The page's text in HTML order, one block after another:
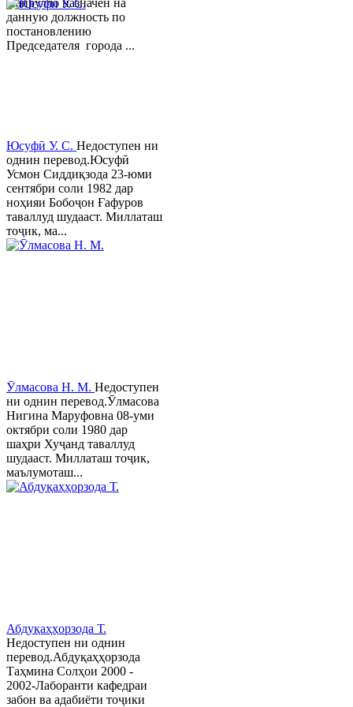
данную должность по
постановлению
Председателя города ...
Юсуфӣ У. C. Недоступен ни
однин перевод.Юсуфӣ
Усмон Сиддиқзода 23-юми
сентябри соли 1982 дар
ноҳияи Бобоҷон Ғафуров
таваллуд шудааст. Миллаташ
тоҷик, ма...
Ӯлмасова Н. М. Недоступен
ни однин перевод.Ӯлмасова
Нигина Маруфовна 08-уми
октябри соли 1980 дар
шаҳри Хуҷанд таваллуд
шудааст. Миллаташ тоҷик,
маълумоташ...
Абдуқаҳҳорзода Т.
Недоступен ни однин
перевод.Абдуқаҳҳорзода
Таҳмина Солҳои 2000 -
2002-Лаборанти кафедраи
забон ва адабиёти тоҷики